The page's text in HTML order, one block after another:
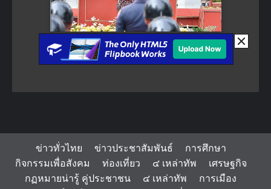
ข่าวทั่วไทย ข่าวประชาสัมพันธ์
การศึกษา
กิจกรรมเพื่อสังคม
ท่องเที่ยว ๔ เหล่าทัพ
เศรษฐกิจ
กฏหมายน่ารู้ คู่ประชาชน
๔ เหล่าทัพ
การเมือง